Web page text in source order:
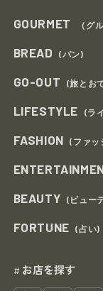
GOURMET （グ
BREAD (パン)
GO-OUT (旅とお
LIFESTYLE (ラ
FASHION (ファッ
BEAUTY (ビュー
FORTUNE (占い)
# お店を探す